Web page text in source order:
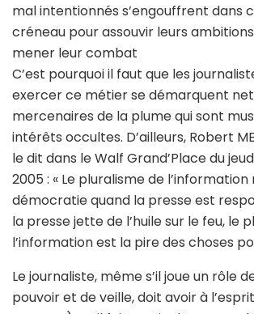
mal intentionnés s’engouffrent dans
créneau pour assouvir leurs
mener leur combat
C’est pourquoi il faut que les
exercer ce métier se démarquent
mercenaires de la plume qui sont
intérêts occultes. D’ailleurs, Robert
le dit dans le Walf Grand’Place du
2005 : « Le pluralisme de
démocratie quand la presse est
la presse jette de l’huile sur le feu, le
l’information est la pire des choses
Le journaliste, même s’il joue un rôle
pouvoir et de veille, doit avoir à